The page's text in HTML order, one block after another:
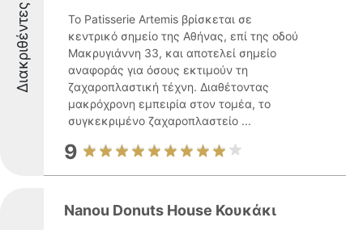
Διακριθέντες
Το Patisserie Artemis βρίσκεται σε
κεντρικό σημείο της Αθήνας, επί της οδού
Μακρυγιάννη 33, και αποτελεί σημείο
αναφοράς για όσους εκτιμούν τη
ζαχαροπλαστική τέχνη. Διαθέτοντας
μακρόχρονη εμπειρία στον τομέα, το
συγκεκριμένο ζαχαροπλαστείο ...
9
Nanou Donuts House Κουκάκι